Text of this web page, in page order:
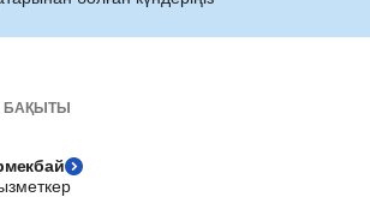
БАҚЫТЫ